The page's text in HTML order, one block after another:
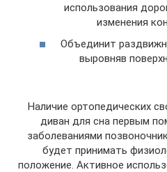
использования
изменения
Объединит
выровняв
Наличие ортопедических
диван для сна первым
заболеваниями
будет принимать
положение. Активное